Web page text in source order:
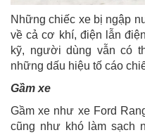
Những chiếc xe bị ngập
về cả cơ khí, điện lẫn
kỹ, người dùng vẫn có
những dấu hiệu tố cáo
Gầm xe
Gầm xe như xe Ford
cũng như khó làm sạch